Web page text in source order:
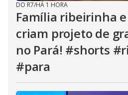
DO R7/HÁ 1 HORA
Família ribeirinha
criam projeto de
no Pará! #shorts
#para